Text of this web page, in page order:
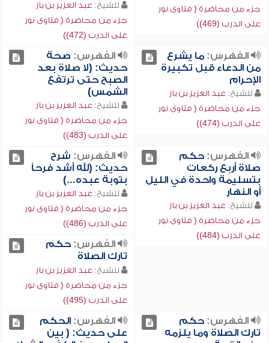
جزء من محاضرة ( فتاوى نور
على الدرب (469))
للشيخ: عبد العزيز بن باز
جزء من محاضرة ( فتاوى نور
على الدرب (472))
الفهرس:ما يشرع
من الدعاء قبل تكبيرة
الإحرام
للشيخ: عبد العزيز بن باز
جزء من محاضرة ( فتاوى نور
على الدرب (474))
الفهرس: صحة
حديث: (لا صلاة بعد
الصبح حتى ترتفع
الشمس)
للشيخ: عبد العزيز بن باز
جزء من محاضرة ( فتاوى نور
على الدرب (483))
الفهرس:حكم
صلاة أربع ركعات
بتسليمة واحدة في الليل
أو النهار
للشيخ: عبد العزيز بن باز
جزء من محاضرة ( فتاوى نور
على الدرب (484))
الفهرس: شرح
حديث: (لله أشد فرحاً
بتوبة عبده...)
للشيخ: عبد العزيز بن باز
جزء من محاضرة ( فتاوى نور
على الدرب (486))
الفهرس:حكم
تارك الصلاة
للشيخ: عبد العزيز بن باز
جزء من محاضرة ( فتاوى نور
على الدرب (495))
الفهرس:حكم
تارك الصلاة وما يلزمه
الفهرس:الحكم
على حديث: ( بين